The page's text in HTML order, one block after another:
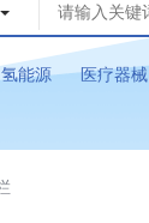
氢能源 医疗器械